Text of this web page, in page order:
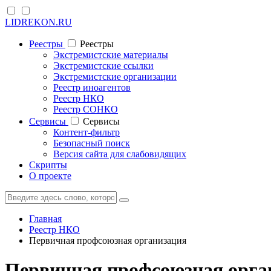
LIDREKON.RU
Реестры
Реестры
Экстремистские материалы
Экстремистские ссылки
Экстремистские организации
Реестр иноагентов
Реестр НКО
Реестр СОНКО
Cервисы
Cервисы
Контент-фильтр
Безопасный поиск
Версия сайта для слабовидящих
Скрипты
О проекте
Главная
Реестр НКО
Первичная профсоюзная организация